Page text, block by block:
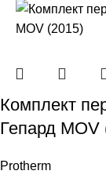
Комплект
Гепард MOV
Protherm